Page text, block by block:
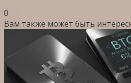
0
Вам также может быть